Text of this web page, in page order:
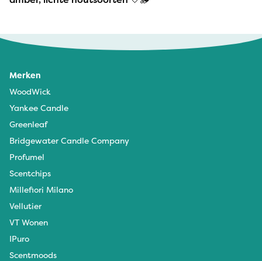
Merken
WoodWick
Yankee Candle
Greenleaf
Bridgewater Candle Company
Profumel
Scentchips
Millefiori Milano
Vellutier
VT Wonen
IPuro
Scentmoods